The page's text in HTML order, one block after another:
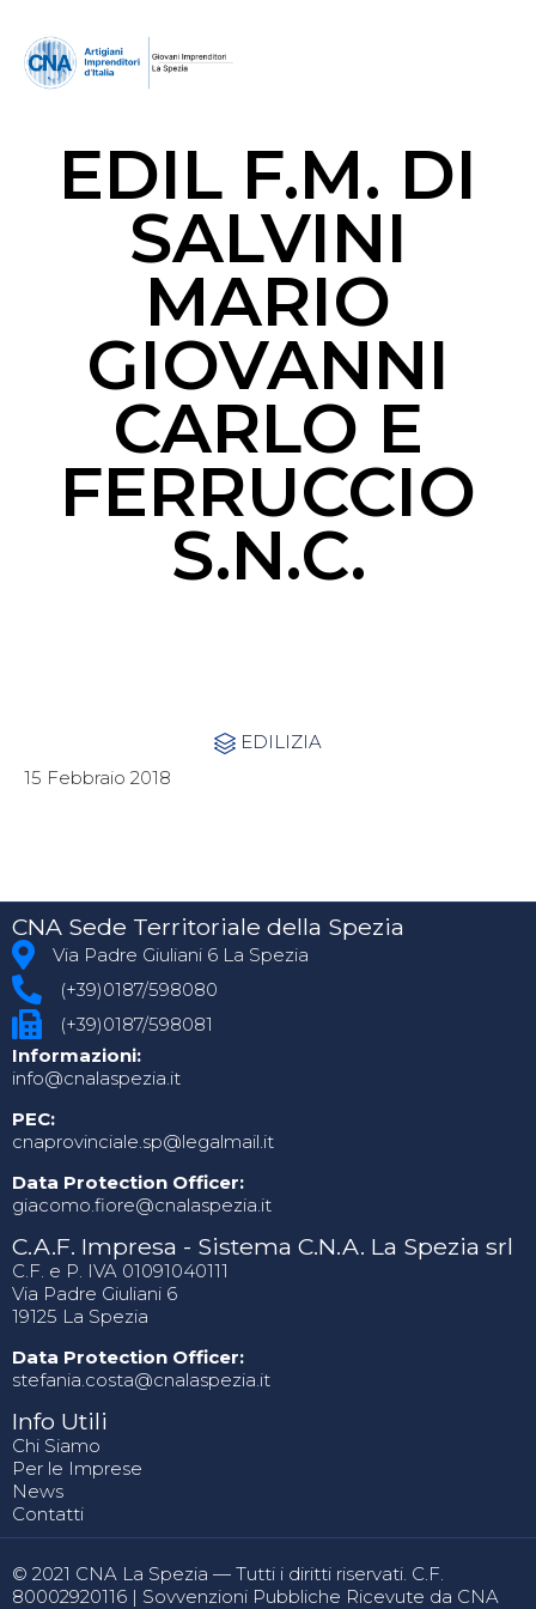
EDIL F.M. DI
SALVINI
MARIO
GIOVANNI
CARLO E
FERRUCCIO
S.N.C.
 Category
EDILIZIA
15 Febbraio 2018
CNA Sede Territoriale della Spezia
Via Padre Giuliani 6 La Spezia
(+39)0187/598080
(+39)0187/598081
Informazioni:
info@cnalaspezia.it
PEC:
cnaprovinciale.sp@legalmail.it
Data Protection Officer:
giacomo.fiore@cnalaspezia.it
C.A.F. Impresa - Sistema C.N.A. La Spezia srl
C.F. e P. IVA 01091040111
Via Padre Giuliani 6
19125 La Spezia
Data Protection Officer:
stefania.costa@cnalaspezia.it
Info Utili
Chi Siamo
Per le Imprese
News
Contatti
© 2021 CNA La Spezia — Tutti i diritti riservati. C.F.
80002920116 | Sovvenzioni Pubbliche Ricevute da CNA